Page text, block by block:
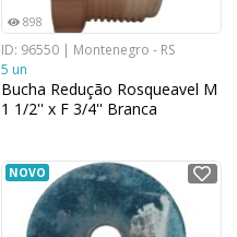
898
ID: 96550 | Montenegro - RS
5 un
Bucha Redução Rosqueavel M
1 1/2'' x F 3/4'' Branca
NOVO